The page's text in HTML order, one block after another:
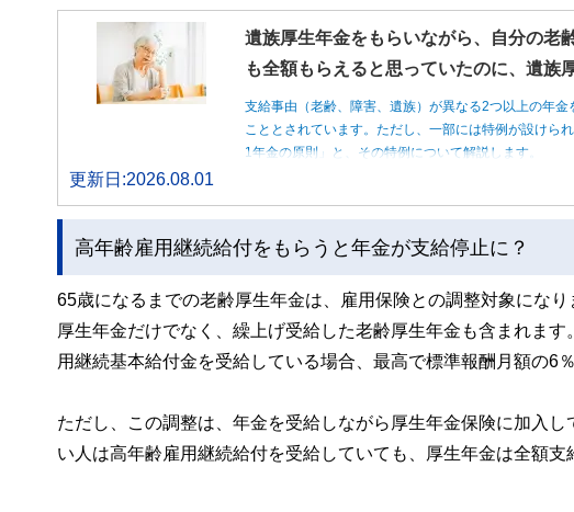
遺族厚生年金をもらいながら、自分の老
も全額もらえると思っていたのに、遺族
支給事由（老齢、障害、遺族）が異なる2つ以上の年
こととされています。ただし、一部には特例が設けら
1年金の原則」と、その特例について解説します。
更新日:2026.08.01
高年齢雇用継続給付をもらうと年金が支給停止に？
65歳になるまでの老齢厚生年金は、雇用保険との調整対象にな
厚生年金だけでなく、繰上げ受給した老齢厚生年金も含まれま
用継続基本給付金を受給している場合、最高で標準報酬月額の6
ただし、この調整は、年金を受給しながら厚生年金保険に加入
い人は高年齢雇用継続給付を受給していても、厚生年金は全額支